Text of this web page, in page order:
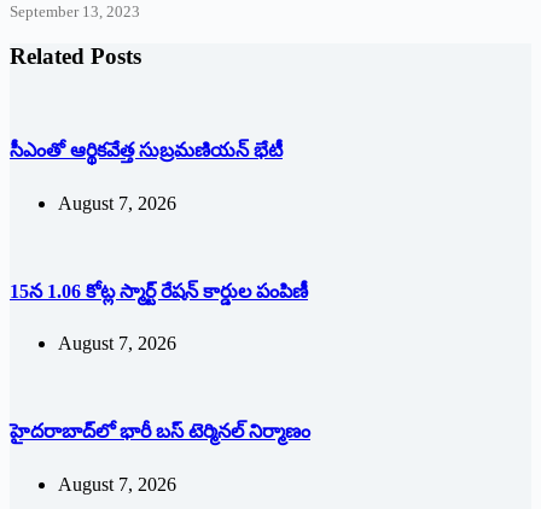
September 13, 2023
Related Posts
సీఎంతో ఆర్థికవేత్త సుబ్రమణియన్ భేటీ
August 7, 2026
15న 1.06 కోట్ల స్మార్ట్ రేషన్ కార్డుల పంపిణీ
August 7, 2026
హైదరాబాద్‌లో భారీ బస్‌ ‌టెర్మినల్‌ ‌నిర్మాణం
August 7, 2026